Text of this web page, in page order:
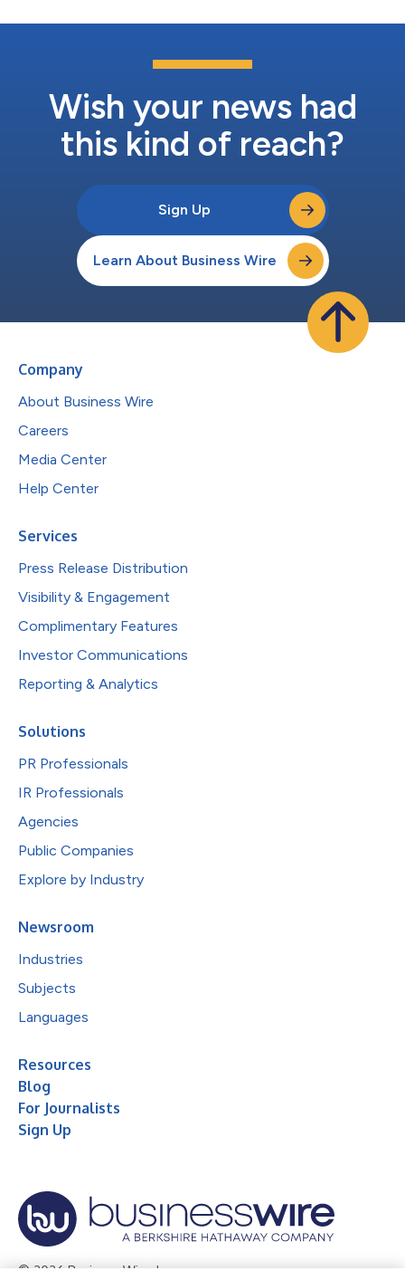
Wish your news had
this kind of reach?
Sign Up
Learn About Business Wire
Company
About Business Wire
Careers
Media Center
Help Center
Services
Press Release Distribution
Visibility & Engagement
Complimentary Features
Investor Communications
Reporting & Analytics
Solutions
PR Professionals
IR Professionals
Agencies
Public Companies
Explore by Industry
Newsroom
Industries
Subjects
Languages
Resources
Blog
For Journalists
Sign Up
© 2026 Business Wire, Inc.